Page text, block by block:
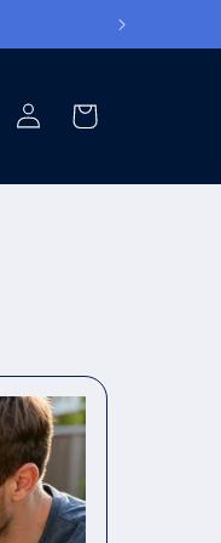
přihlásit
košík